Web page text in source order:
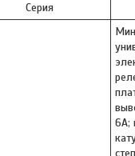
Серия
6A;